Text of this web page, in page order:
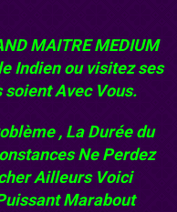
MAITRE MEDIUM
Indien ou visitez ses
Avec Vous.
, La Durée du
Ne Perdez
Ailleurs Voici
Marabout